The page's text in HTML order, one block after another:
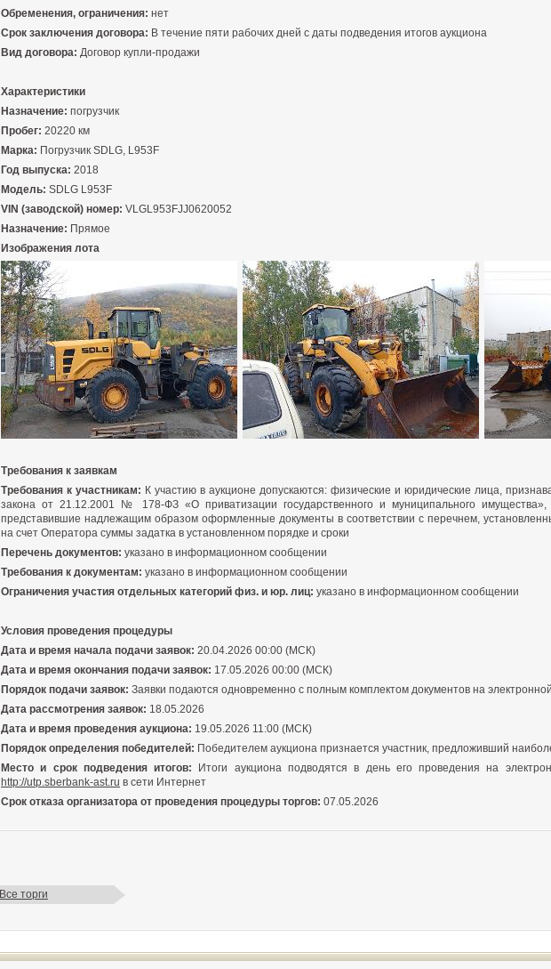
Обременения, ограничения: нет
Срок заключения договора: В течение пяти рабочих дней с даты подведения итогов аукциона
Вид договора: Договор купли-продажи
Характеристики
Назначение: погрузчик
Пробег: 20220 км
Марка: Погрузчик SDLG, L953F
Год выпуска: 2018
Модель: SDLG L953F
VIN (заводской) номер: VLGL953FJJ0620052
Назначение: Прямое
Изображения лота
Требования к заявкам
Требования к участникам: К участию в аукционе допускаются: физические и юридические лица,
закона от 21.12.2001 № 178-ФЗ «О приватизации государственного и муниципального
представившие надлежащим образом оформленные документы в соответствии с перечнем,
на счет Оператора суммы задатка в установленном порядке и сроки
Перечень документов: указано в информационном сообщении
Требования к документам: указано в информационном сообщении
Ограничения участия отдельных категорий физ. и юр. лиц: указано в информационном сообщении
Условия проведения процедуры
Дата и время начала подачи заявок: 20.04.2026 00:00 (МСК)
Дата и время окончания подачи заявок: 17.05.2026 00:00 (МСК)
Порядок подачи заявок: Заявки подаются одновременно с полным комплектом документов на
Дата рассмотрения заявок: 18.05.2026
Дата и время проведения аукциона: 19.05.2026 11:00 (МСК)
Порядок определения победителей: Победителем аукциона признается участник, предложивший
Место и срок подведения итогов: Итоги аукциона подводятся в день его проведения на
http://utp.sberbank-ast.ru в сети Интернет
Срок отказа организатора от проведения процедуры торгов: 07.05.2026
Все торги